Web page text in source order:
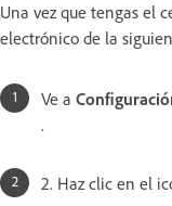
Una vez que tengas el
electrónico de la
Ve a
.
2. Haz clic en el